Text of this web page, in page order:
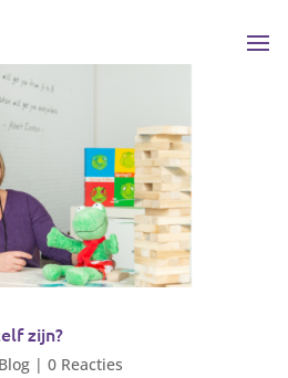
zijn?
Blog| 0 Reacties